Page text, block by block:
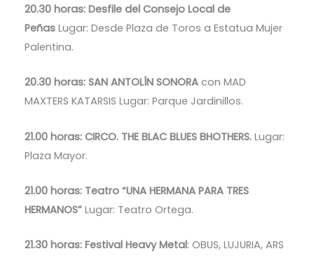
20.30 horas: Desfile del Consejo Local de
PeñasLugar: Desde Plaza de Toros a Estatua Mujer
Palentina.
20.30 horas: SAN ANTOLÍN SONORAcon MAD
MAXTERS KATARSIS Lugar: Parque Jardinillos.
21.00 horas: CIRCO. THE BLAC BLUES BHOTHERS.Lugar:
Plaza Mayor.
21.00 horas: Teatro “UNA HERMANA PARA TRES
HERMANOS”Lugar: Teatro Ortega.
21.30 horas: Festival Heavy Metal: OBUS, LUJURIA, ARS